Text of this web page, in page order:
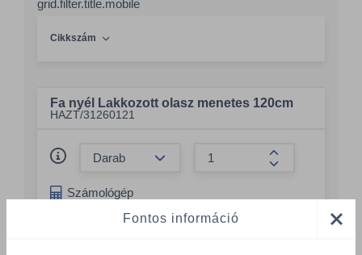
grid.filter.title.mobile
Cikkszám
Fa nyél Lakkozott olasz menetes 120cm
HAZT/31260121
Összeg
Számológép
Fontos információ